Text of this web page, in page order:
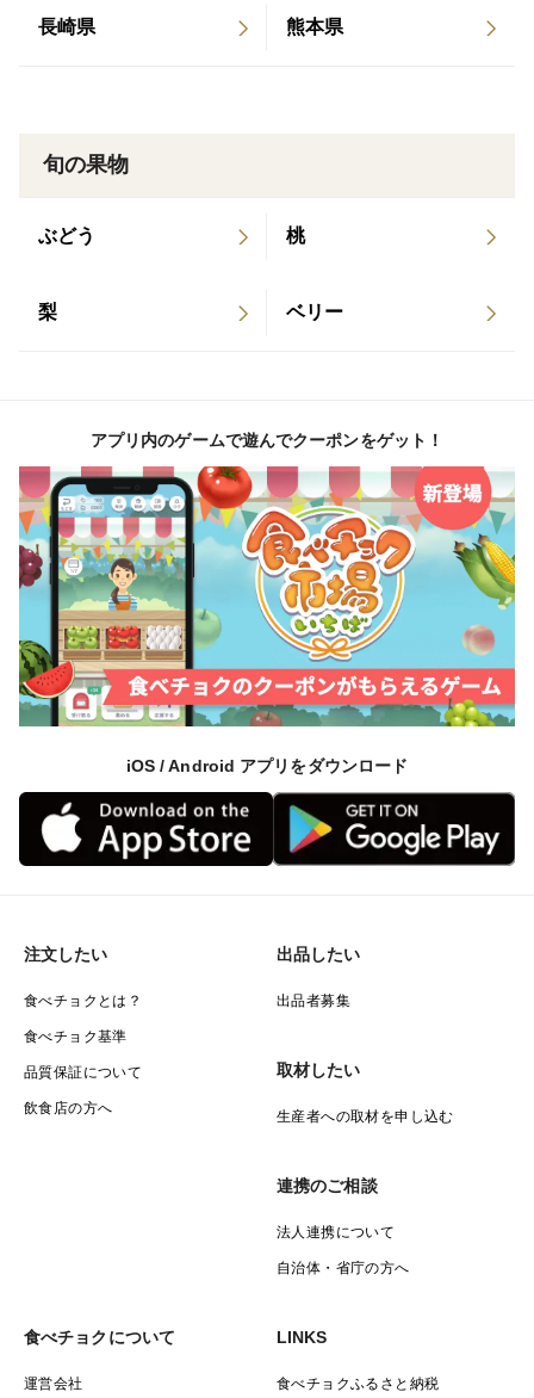
そうして厳選した果実ですが、少し手荒に扱うと一気に
大切に大切に果実を扱いお届けしております。
お届け時期：11月中下旬～
5ｋｇ（箱込み）→約4.5ｋｇ となります
②果実を傷めないよう手選別を徹底し、箱詰めまで全工
程を手作業で行います
③柑橘類(レモンは除く）は樹１本ごとの味を確認し、
ランク付けを行った後に収穫します
④節減対象農薬は品種により不使用もしくは必要最小限
に抑え、防腐剤・ワックスは使用しません（和歌山県慣
行栽培基準より約65％削減）
⑤大切な方への贈り物のように、ひとつひとつまごころ
長崎県 熊本県
旬の果物
ぶどう 桃
梨 ベリー
アプリ内のゲームで遊んでクーポンをゲット！
iOS / Android アプリをダウンロード
注文したい
食べチョクとは？
食べチョク基準
品質保証について
飲食店の方へ
出品したい
出品者募集
取材したい
生産者への取材を申し込む
連携のご相談
法人連携について
自治体・省庁の方へ
食べチョクについて
運営会社
LINKS
食べチョクふるさと納税